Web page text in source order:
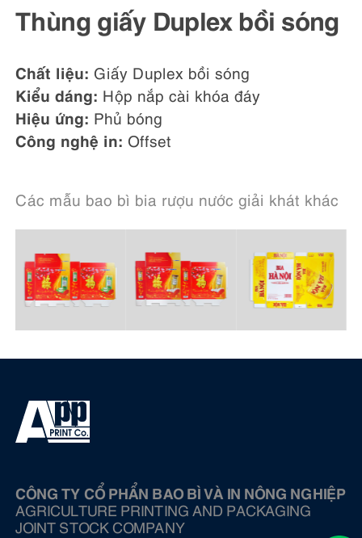
Thùng giấy Duplex bồi sóng
Chất liệu: Giấy Duplex bồi sóng
Kiểu dáng: Hộp nắp cài khóa đáy
Hiệu ứng: Phủ bóng
Công nghệ in: Offset
Các mẫu bao bì bia rượu nước giải khát khác
CÔNG TY CỔ PHẨN BAO BÌ VÀ IN NÔNG NGHIỆP
AGRICULTURE PRINTING AND PACKAGING
JOINT STOCK COMPANY